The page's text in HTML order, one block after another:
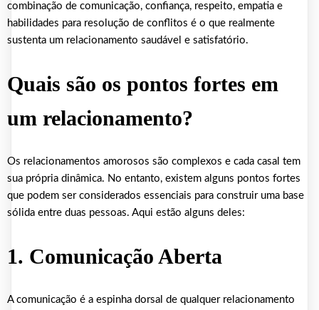
combinação de comunicação, confiança, respeito, empatia e
habilidades para resolução de conflitos é o que realmente
sustenta um relacionamento saudável e satisfatório.
Quais são os pontos fortes em
um relacionamento?
Os relacionamentos amorosos são complexos e cada casal tem
sua própria dinâmica. No entanto, existem alguns pontos fortes
que podem ser considerados essenciais para construir uma base
sólida entre duas pessoas. Aqui estão alguns deles:
1. Comunicação Aberta
A comunicação é a espinha dorsal de qualquer relacionamento